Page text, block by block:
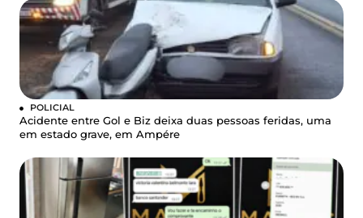
POLICIAL
Acidente entre Gol e Biz deixa duas pessoas feridas, uma
em estado grave, em Ampére